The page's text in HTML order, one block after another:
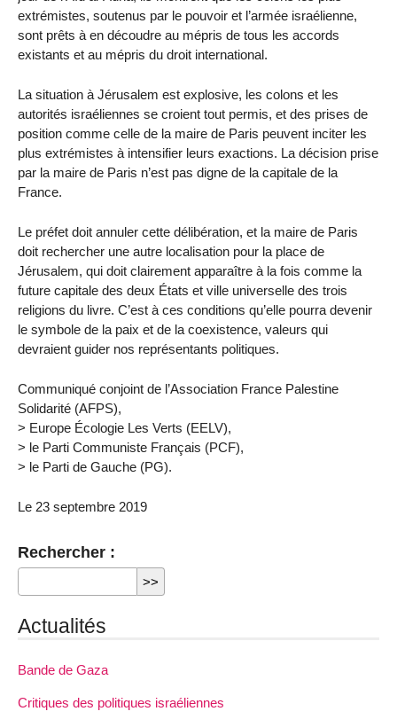
extrémistes, soutenus par le pouvoir et l’armée israélienne,
sont prêts à en découdre au mépris de tous les accords
existants et au mépris du droit international.
La situation à Jérusalem est explosive, les colons et les
autorités israéliennes se croient tout permis, et des prises de
position comme celle de la maire de Paris peuvent inciter les
plus extrémistes à intensifier leurs exactions. La décision prise
par la maire de Paris n’est pas digne de la capitale de la
France.
Le préfet doit annuler cette délibération, et la maire de Paris
doit rechercher une autre localisation pour la place de
Jérusalem, qui doit clairement apparaître à la fois comme la
future capitale des deux États et ville universelle des trois
religions du livre. C’est à ces conditions qu’elle pourra devenir
le symbole de la paix et de la coexistence, valeurs qui
devraient guider nos représentants politiques.
Communiqué conjoint de l’Association France Palestine
Solidarité (AFPS),
> Europe Écologie Les Verts (EELV),
> le Parti Communiste Français (PCF),
> le Parti de Gauche (PG).
Le 23 septembre 2019
Rechercher :
Actualités
Bande de Gaza
Critiques des politiques israéliennes